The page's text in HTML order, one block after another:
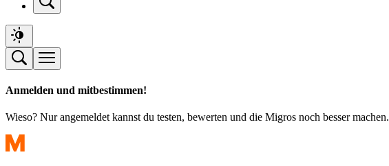
Anmelden und mitbestimmen!
Wieso? Nur angemeldet kannst du testen, bewerten und die Migros noch besser machen.